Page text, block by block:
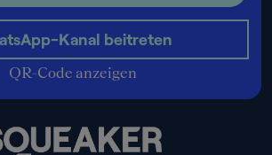
Kanal beitreten
QR-Code anzeigen